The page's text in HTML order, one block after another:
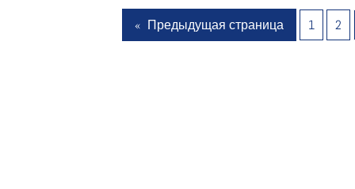
« Предыдущая страница 1 2